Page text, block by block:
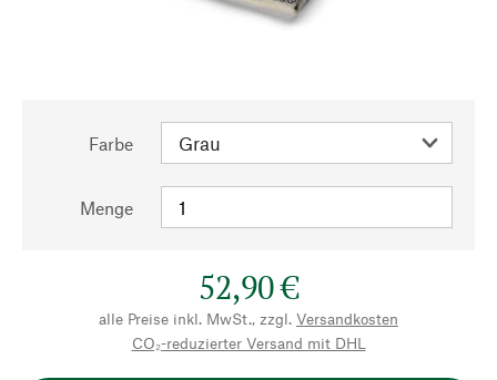
Farbe
Menge
52,90 €
alle Preise inkl. MwSt., zzgl. Versandkosten
CO₂-reduzierter Versand mit DHL